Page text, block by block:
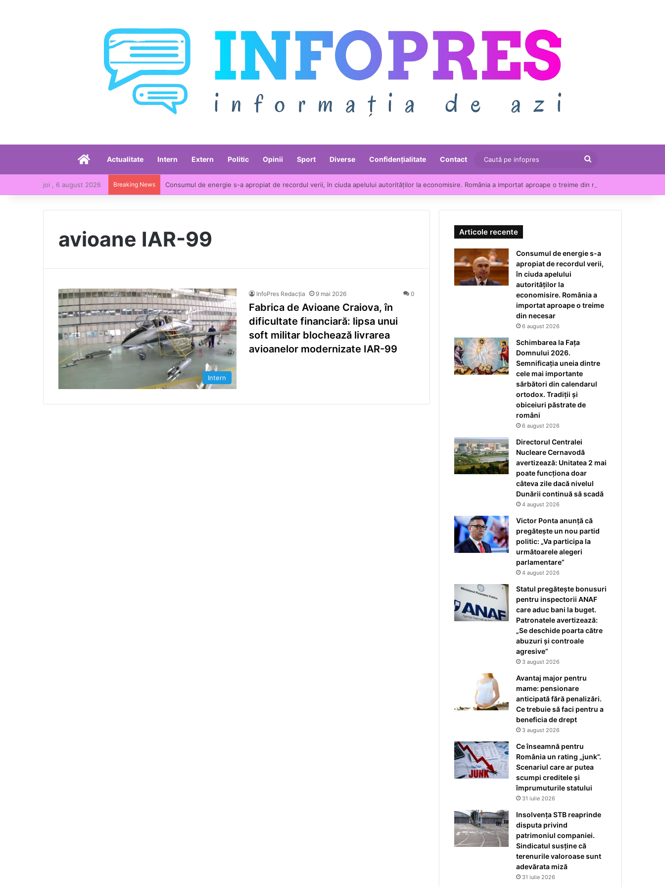
AcasăActualitate Intern Extern Politic Opinii Sport Diverse Confidențialitate Contact
Caută
pe
infopres
joi , 6 august 2026 Breaking News
avioane IAR-99
Intern
InfoPres Redacția 9 mai 2026 0
Fabrica de Avioane Craiova, în
dificultate financiară: lipsa unui
soft militar blochează livrarea
avioanelor modernizate IAR-99
Articole recente
Consumul de energie s-a
apropiat de recordul verii,
în ciuda apelului
autorităților la
economisire. România a
importat aproape o treime
din necesar
6 august 2026
Schimbarea la Fața
Domnului 2026.
Semnificația uneia dintre
cele mai importante
sărbători din calendarul
ortodox. Tradiții și
obiceiuri păstrate de
români
6 august 2026
Directorul Centralei
Nucleare Cernavodă
avertizează: Unitatea 2 mai
poate funcționa doar
câteva zile dacă nivelul
Dunării continuă să scadă
4 august 2026
Victor Ponta anunță că
pregătește un nou partid
politic: „Va participa la
următoarele alegeri
parlamentare”
4 august 2026
Statul pregătește bonusuri
pentru inspectorii ANAF
care aduc bani la buget.
Patronatele avertizează:
„Se deschide poarta către
abuzuri și controale
agresive”
3 august 2026
Avantaj major pentru
mame: pensionare
anticipată fără penalizări.
Ce trebuie să faci pentru a
beneficia de drept
3 august 2026
Ce înseamnă pentru
România un rating „junk”.
Scenariul care ar putea
scumpi creditele și
împrumuturile statului
31 iulie 2026
Insolvența STB reaprinde
disputa privind
patrimoniul companiei.
Sindicatul susține că
terenurile valoroase sunt
adevărata miză
31 iulie 2026